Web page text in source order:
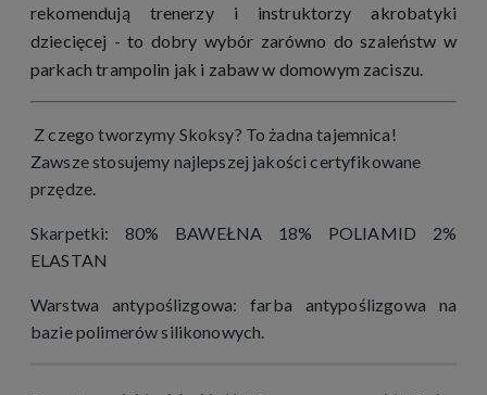
rekomendują trenerzy i instruktorzy akrobatyki
dziecięcej - to dobry wybór zarówno do szaleństw w
parkach trampolin jak i zabaw w domowym zaciszu.
Z czego tworzymy Skoksy? To żadna tajemnica!
Zawsze stosujemy najlepszej jakości certyfikowane
przędze.
Skarpetki: 80% BAWEŁNA 18% POLIAMID 2%
ELASTAN
Warstwa antypoślizgowa: farba antypoślizgowa na
bazie polimerów silikonowych.